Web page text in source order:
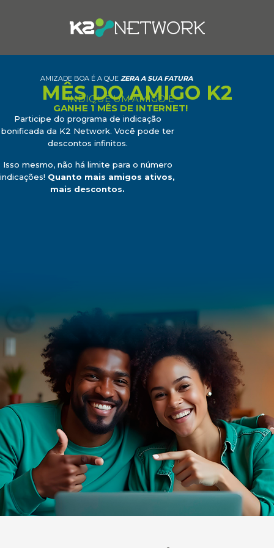
AMIZADE BOA É A QUE ZERA A SUA FATURA
MÊS DO AMIGO K2
INDIQUE UM AMIGO E
GANHE 1 MÊS DE INTERNET!
Participe do programa de indicação
bonificada da K2 Network. Você pode ter
descontos infinitos.
Isso mesmo, não há limite para o número
indicações! Quanto mais amigos ativos,
mais descontos.